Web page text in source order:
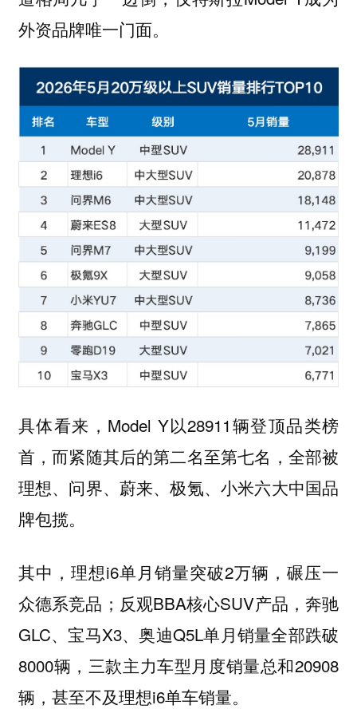
外资品牌唯一门面。
具体看来，Model Y以28911辆登顶品类榜
首，而紧随其后的第二名至第七名，全部被
理想、问界、蔚来、极氪、小米六大中国品
牌包揽。
其中，理想i6单月销量突破2万辆，碾压一
众德系竞品；反观BBA核心SUV产品，奔驰
GLC、宝马X3、奥迪Q5L单月销量全部跌破
8000辆，三款主力车型月度销量总和20908
辆，甚至不及理想i6单车销量。